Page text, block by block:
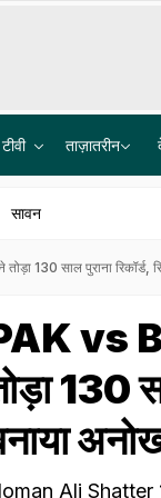
ताज़ातरीन
सावन
130 साल पुराना रिकॉर्ड,
vs
130
Ali Shatter